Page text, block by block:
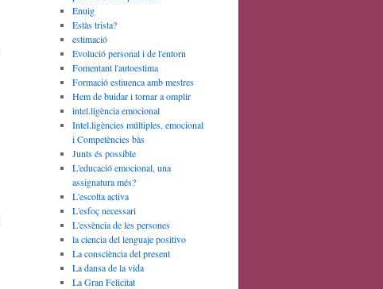
Enuig
Estàs trista?
estimació
Evolució personal i de l'entorn
Fomentant l'autoestima
Formació estiuenca amb mestres
Hem de buidar i tornar a omplir
intel.ligència emocional
Intel.ligències múltiples, emocional
i Competències bàs
Junts és possible
L'educació emocional, una
assignatura més?
L'escolta activa
L'esfoç necessari
L'essència de les persones
la ciencia del lenguaje positivo
La consciència del present
La dansa de la vida
La Gran Felicitat